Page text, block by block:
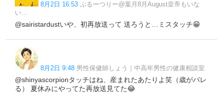
8月2日 16:53 ぶるーつりー@葉月8月August皇帝もいな
い…
@sairistardustいや、初再放送って 送ろうと…ミスタッチ😁
8月2日 9:48 男性保健師しょう｜中高年男性の健康相談室
@shinyascorpionタッチはね、産まれたあたりよ笑（歳がバレ
る） 夏休みにやってた再放送見てた😂